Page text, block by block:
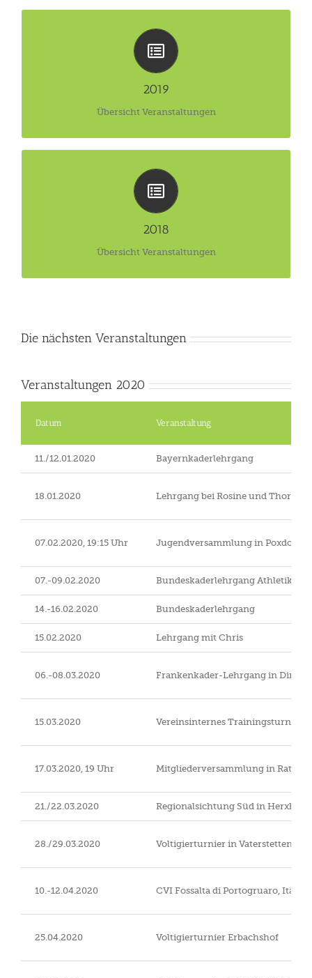
2019
Übersicht Veranstaltungen
Übersicht Veranstaltungen 2019
Klick hier!
2018
Übersicht Veranstaltungen
Übersicht Veranstaltungen 2018
Klick hier!
Die nächsten Veranstaltungen
Veranstaltungen 2020
Datum Veranstaltung
11./12.01.2020 Bayernkaderlehrgang
18.01.2020 Lehrgang bei Rosine und Thorben
07.02.2020, 19:15 Uhr Jugendversammlung in Poxdorf
07.-09.02.2020 Bundeskaderlehrgang Athletik
14.-16.02.2020 Bundeskaderlehrgang
15.02.2020 Lehrgang mit Chris
06.-08.03.2020 Frankenkader-Lehrgang in
15.03.2020 Vereinsinternes Trainingsturnier
17.03.2020, 19 Uhr Mitgliederversammlung in
21./22.03.2020 Regionalsichtung Süd in Herxheim
28./29.03.2020 Voltigierturnier in Vaterstetten
10.-12.04.2020 CVI Fossalta di Portogruaro, Italien
25.04.2020 Voltigierturnier Erbachshof